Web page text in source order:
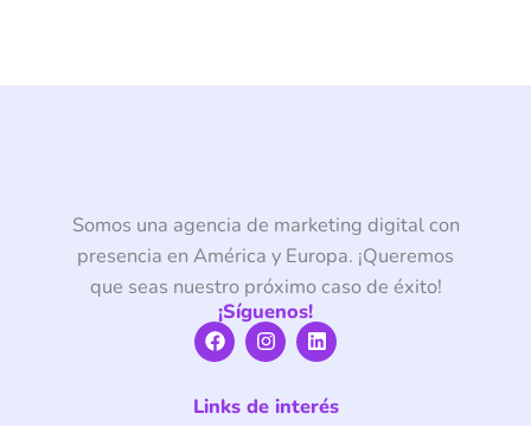
Somos una agencia de marketing digital con
presencia en América y Europa. ¡Queremos
que seas nuestro próximo caso de éxito!
¡Síguenos!
F
a
c
b
I
n
s
a
L
i
n
k
e
Links de interés